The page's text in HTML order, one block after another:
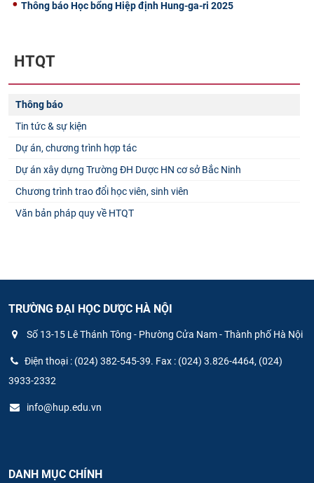
Thông báo Học bổng Hiệp định Hung-ga-ri 2025
HTQT
Thông báo
Tin tức & sự kiện
Dự án, chương trình hợp tác
Dự án xây dựng Trường ĐH Dược HN cơ sở Bắc Ninh
Chương trình trao đổi học viên, sinh viên
Văn bản pháp quy về HTQT
TRƯỜNG ĐẠI HỌC DƯỢC HÀ NỘI
Số 13-15 Lê Thánh Tông - Phường Cửa Nam - Thành phố Hà Nội
Điện thoại : (024) 382-545-39. Fax : (024) 3.826-4464, (024)
3933-2332
info@hup.edu.vn
DANH MỤC CHÍNH